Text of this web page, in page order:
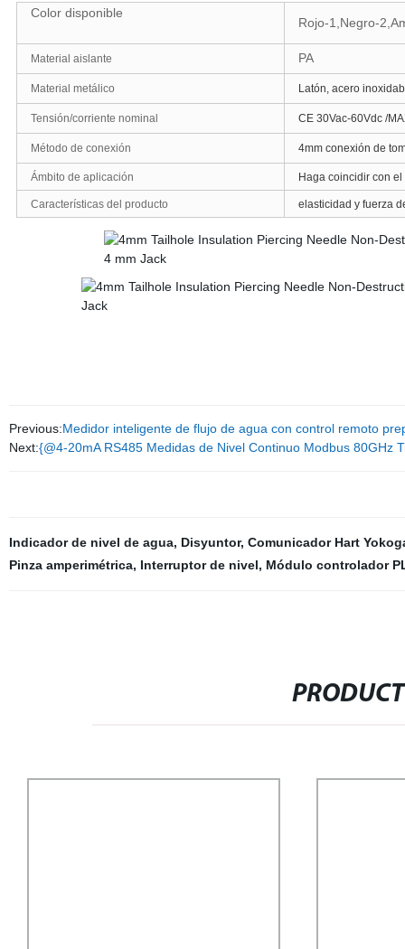
Color disponible
Rojo-1,Negro-
Material aislante PA
Material metálico Latón, acero
Tensión/corriente nominal CE 30Vac-60Vdc /
Método de conexión 4mm conexión de
Ámbito de aplicación Haga coincidir con
Características del producto elasticidad y fuerza
Previous:Medidor inteligente de flujo de agua con control remoto
Next:{@4-20mA RS485 Medidas de Nivel Continuo Modbus
Indicador de nivel de agua, Disyuntor, Comunicador Hart
Pinza amperimétrica, Interruptor de nivel, Módulo controlador